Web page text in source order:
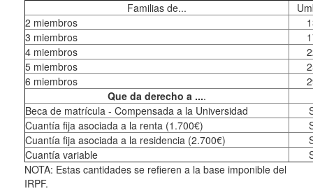
Familias de...
2 miembros
3 miembros
4 miembros
5 miembros
6 miembros
Que da derecho a ....
Beca de matrícula - Compensada a la Universidad
Cuantía fija asociada a la renta (1.700€)
Cuantía fija asociada a la residencia (2.700€)
Cuantía variable
NOTA: Estas cantidades se refieren a la base imponible del
IRPF.